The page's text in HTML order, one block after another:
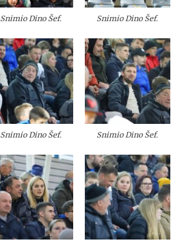
Snimio Dino Šef. Snimio Dino Šef.
Snimio Dino Šef. Snimio Dino Šef.